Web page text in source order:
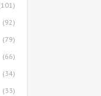
(92)
(79)
(66)
(34)
(33)